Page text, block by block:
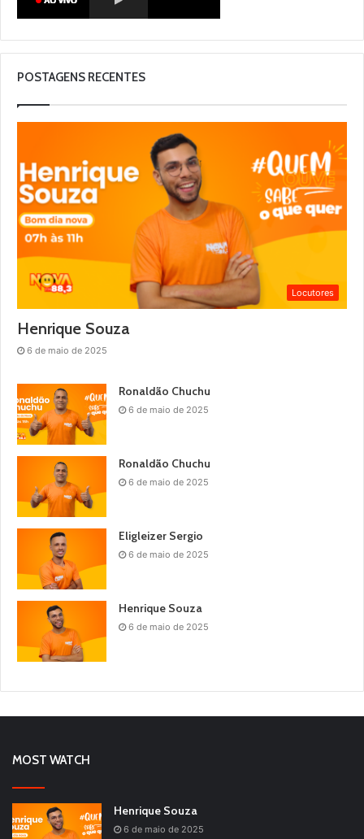
POSTAGENS RECENTES
Locutores
Henrique Souza
6 de maio de 2025
Ronaldão Chuchu
6 de maio de 2025
Ronaldão Chuchu
6 de maio de 2025
Eligleizer Sergio
6 de maio de 2025
Henrique Souza
6 de maio de 2025
MOST WATCH
Henrique Souza
6 de maio de 2025